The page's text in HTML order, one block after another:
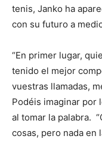
tenis, Janko ha
con su futuro a
“En primer lugar,
tenido el mejor
vuestras llamadas,
Podéis imaginar por
al tomar la palabra.
cosas, pero nada en